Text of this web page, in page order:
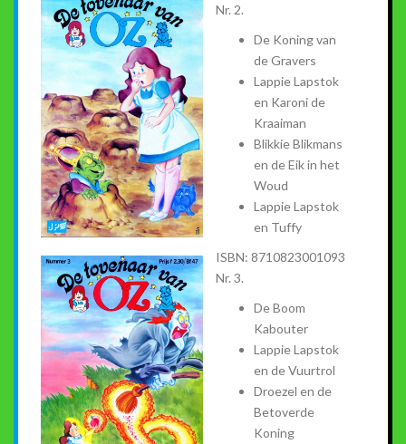
Nr. 2.
De Koning van
de Gravers
Lappie Lapstok
en Karoni de
Kraaiman
Blikkie Blikmans
en de Eik in het
Woud
Lappie Lapstok
en Tuffy
ISBN: 8710823001093
Nr. 3.
De Boom
Kabouter
Lappie Lapstok
en de Vuurtrol
Droezel en de
Betoverde
Koning